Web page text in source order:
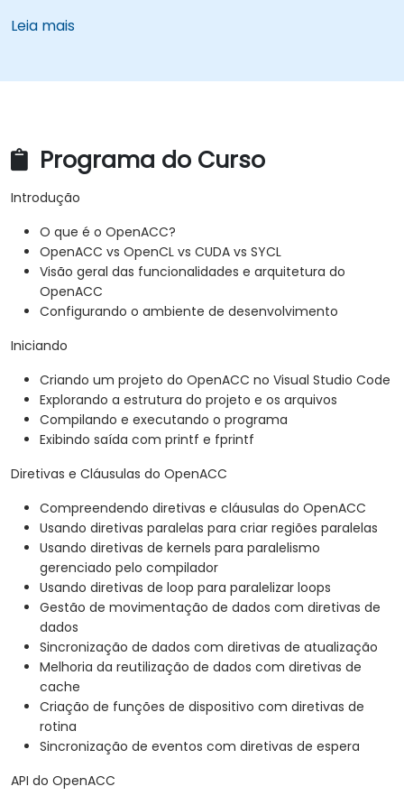
Leia mais
Programa do Curso
Introdução
O que é o OpenACC?
OpenACC vs OpenCL vs CUDA vs SYCL
Visão geral das funcionalidades e arquitetura do
OpenACC
Configurando o ambiente de desenvolvimento
Iniciando
Criando um projeto do OpenACC no Visual Studio Code
Explorando a estrutura do projeto e os arquivos
Compilando e executando o programa
Exibindo saída com printf e fprintf
Diretivas e Cláusulas do OpenACC
Compreendendo diretivas e cláusulas do OpenACC
Usando diretivas paralelas para criar regiões paralelas
Usando diretivas de kernels para paralelismo
gerenciado pelo compilador
Usando diretivas de loop para paralelizar loops
Gestão de movimentação de dados com diretivas de
dados
Sincronização de dados com diretivas de atualização
Melhoria da reutilização de dados com diretivas de
cache
Criação de funções de dispositivo com diretivas de
rotina
Sincronização de eventos com diretivas de espera
API do OpenACC